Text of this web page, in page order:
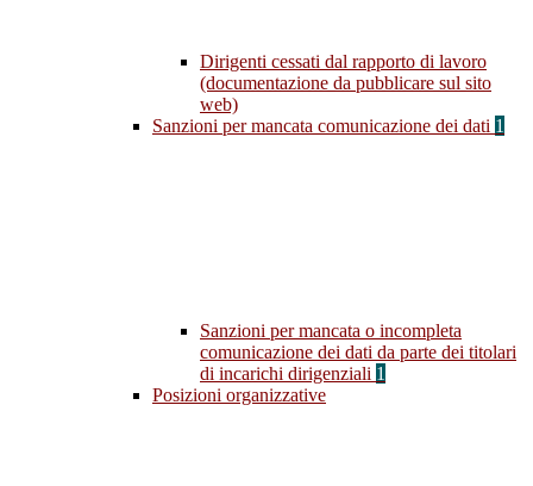
Dirigenti cessati dal rapporto di lavoro
(documentazione da pubblicare sul sito
web)
Sanzioni per mancata comunicazione dei dati 1
Sanzioni per mancata o incompleta
comunicazione dei dati da parte dei titolari
di incarichi dirigenziali 1
Posizioni organizzative